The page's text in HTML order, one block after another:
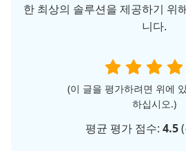
한 최상의 솔루션을 제공하기 위
니다.
(이 글을 평가하려면 위에
하십시오.)
평균 평가 점수: 4.5(